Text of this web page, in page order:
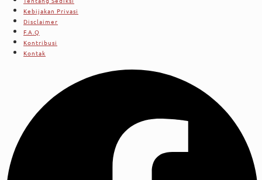
Kebijakan Privasi
Disclaimer
F.A.Q
Kontribusi
Kontak